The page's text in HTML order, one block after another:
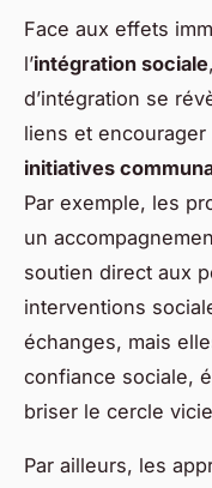
Face aux effets
l’intégration sociale
d’intégration se
liens et
initiatives
Par exemple, les
un
soutien direct aux
interventions
échanges, mais
confiance sociale,
briser le cercle
Par ailleurs, les